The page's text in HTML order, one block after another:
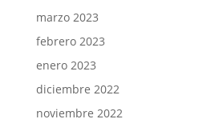
marzo 2023
febrero 2023
enero 2023
diciembre 2022
noviembre 2022